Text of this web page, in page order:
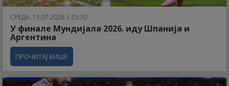
СРЕДА, 15.07.2026 | 23:30
У финале Мундијала 2026. иду Шпанија и
Аргентина
ПРОЧИТАЈ ВИШЕ